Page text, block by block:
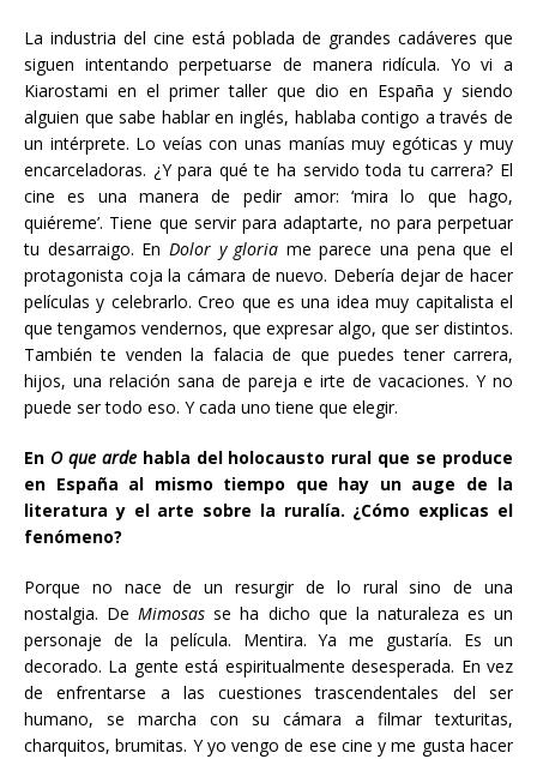
La industria del cine está poblada de grandes cadáveres que
siguen intentando perpetuarse de manera ridícula. Yo vi a
Kiarostami en el primer taller que dio en España y siendo
alguien que sabe hablar en inglés, hablaba contigo a través de
un intérprete. Lo veías con unas manías muy egóticas y muy
encarceladoras. ¿Y para qué te ha servido toda tu carrera? El
cine es una manera de pedir amor: ‘mira lo que hago,
quiéreme’. Tiene que servir para adaptarte, no para perpetuar
tu desarraigo. En Dolor y gloria me parece una pena que el
protagonista coja la cámara de nuevo. Debería dejar de hacer
películas y celebrarlo. Creo que es una idea muy capitalista el
que tengamos vendernos, que expresar algo, que ser distintos.
También te venden la falacia de que puedes tener carrera,
hijos, una relación sana de pareja e irte de vacaciones. Y no
puede ser todo eso. Y cada uno tiene que elegir.
En O que arde habla del holocausto rural que se produce
en España al mismo tiempo que hay un auge de la
literatura y el arte sobre la ruralía. ¿Cómo explicas el
fenómeno?
Porque no nace de un resurgir de lo rural sino de una
nostalgia. DeMimosasse ha dicho que la naturaleza es un
personaje de la película. Mentira. Ya me gustaría. Es un
decorado. La gente está espiritualmente desesperada. En vez
de enfrentarse a las cuestiones trascendentales del ser
humano, se marcha con su cámara a filmar texturitas,
charquitos, brumitas. Y yo vengo de ese cine y me gusta hacer